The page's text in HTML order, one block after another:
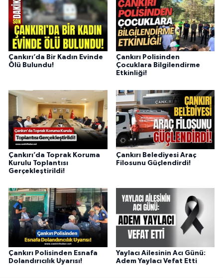
Çankırı’da Bir Kadın Evinde
Ölü Bulundu!
Çankırı Polisinden
Çocuklara Bilgilendirme
Etkinliği!
Çankırı’da Toprak Koruma
Kurulu Toplantısı
Gerçekleştirildi!
Çankırı Belediyesi Araç
Filosunu Güçlendirdi!
Çankırı Polisinden Esnafa
Dolandırıcılık Uyarısı!
Yaylacı Ailesinin Acı Günü:
Adem Yaylacı Vefat Etti